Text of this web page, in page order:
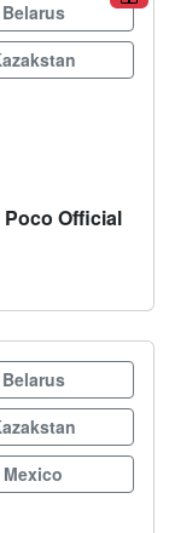
Belarus
Official
Belarus
Mexico